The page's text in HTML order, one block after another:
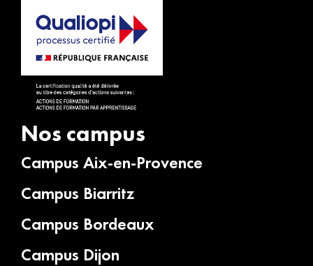
Nos campus
Campus Aix-en-Provence
Campus Biarritz
Campus Bordeaux
Campus Dijon